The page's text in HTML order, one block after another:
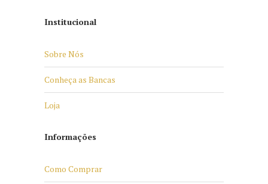
Institucional
Sobre Nós
Conheça as Bancas
Loja
Informações
Como Comprar